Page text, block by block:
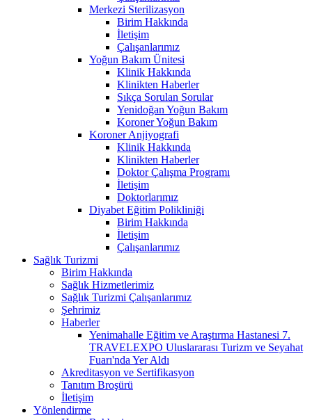
Merkezi Sterilizasyon
Birim Hakkında
İletişim
Çalışanlarımız
Yoğun Bakım Ünitesi
Klinik Hakkında
Klinikten Haberler
Sıkça Sorulan Sorular
Yenidoğan Yoğun Bakım
Koroner Yoğun Bakım
Koroner Anjiyografi
Klinik Hakkında
Klinikten Haberler
Doktor Çalışma Programı
İletişim
Doktorlarımız
Diyabet Eğitim Polikliniği
Birim Hakkında
İletişim
Çalışanlarımız
Sağlık Turizmi
Birim Hakkında
Sağlık Hizmetlerimiz
Sağlık Turizmi Çalışanlarımız
Şehrimiz
Haberler
Yenimahalle Eğitim ve Araştırma Hastanesi 7.
TRAVELEXPO Uluslararası Turizm ve Seyahat
Fuarı'nda Yer Aldı
Akreditasyon ve Sertifikasyon
Tanıtım Broşürü
İletişim
Yönlendirme